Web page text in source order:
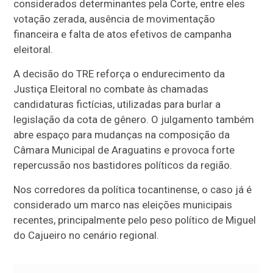
considerados determinantes pela Corte, entre eles
votação zerada, ausência de movimentação
financeira e falta de atos efetivos de campanha
eleitoral.
A decisão do TRE reforça o endurecimento da
Justiça Eleitoral no combate às chamadas
candidaturas fictícias, utilizadas para burlar a
legislação da cota de gênero. O julgamento também
abre espaço para mudanças na composição da
Câmara Municipal de Araguatins e provoca forte
repercussão nos bastidores políticos da região.
Nos corredores da política tocantinense, o caso já é
considerado um marco nas eleições municipais
recentes, principalmente pelo peso político de Miguel
do Cajueiro no cenário regional.